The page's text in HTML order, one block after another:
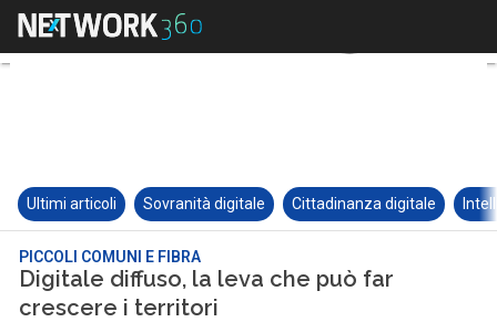
Ultimi articoli Sovranità digitale Cittadinanza digitale
PICCOLI COMUNI E FIBRA
Digitale diffuso, la leva che può far
crescere i territori